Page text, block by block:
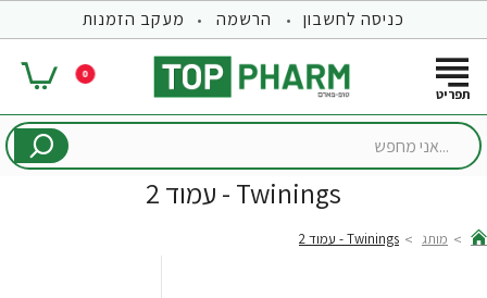
כניסה לחשבון הרשמה מעקב הזמנות
0
...אני
Twinings - עמוד 2
מותג Twinings - עמוד 2